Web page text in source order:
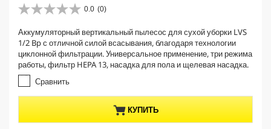
r
e
n
t
p
r
o
d
0.0 (0)
0
0
и
з
5
в
е
д
Аккумуляторный вертикальный пылесос для сухой уборки LVS
1/2 Bp с отличной силой всасывания, благодаря технологии
циклонной фильтрации. Универсальное применение, три режима
работы, фильтр HEPA 13, насадка для пола и щелевая насадка.
Сравнить
КУПИТЬ